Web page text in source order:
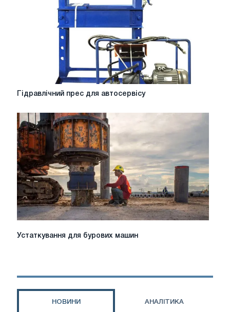
Гідравлічний
прес
автосервісу
Гідравлічний прес для автосервісу
Устаткування
Устаткування для бурових машин
НОВИНИ АНАЛІТИКА